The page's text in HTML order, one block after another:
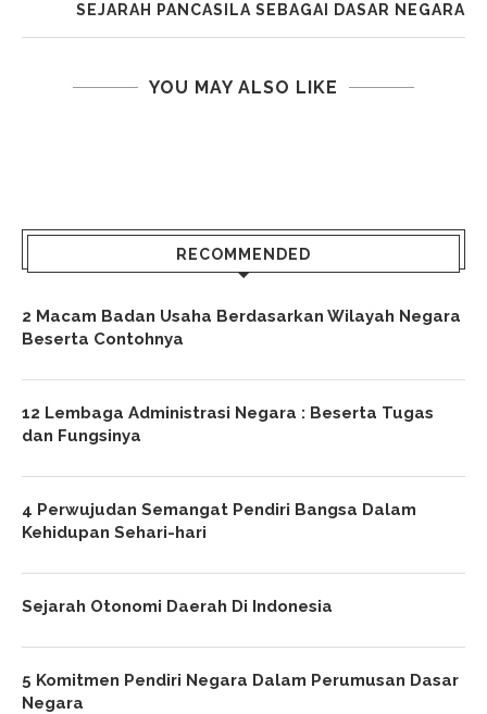
SEJARAH PANCASILA SEBAGAI DASAR NEGARA
YOU MAY ALSO LIKE
RECOMMENDED
2 Macam Badan Usaha Berdasarkan Wilayah Negara
Beserta Contohnya
12 Lembaga Administrasi Negara : Beserta Tugas
dan Fungsinya
4 Perwujudan Semangat Pendiri Bangsa Dalam
Kehidupan Sehari-hari
Sejarah Otonomi Daerah Di Indonesia
5 Komitmen Pendiri Negara Dalam Perumusan Dasar
Negara